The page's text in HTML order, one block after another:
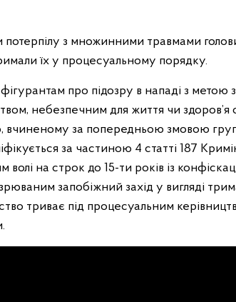
потерпілу з множинними травмами
їх у процесуальному порядку.
фігурантам про підозру в нападі з
небезпечним для життя чи здоров’я
вчиненому за попередньою змовою
за частиною 4 статті 187
волі на строк до 15-ти років із
запобіжний захід у вигляді
триває під процесуальним